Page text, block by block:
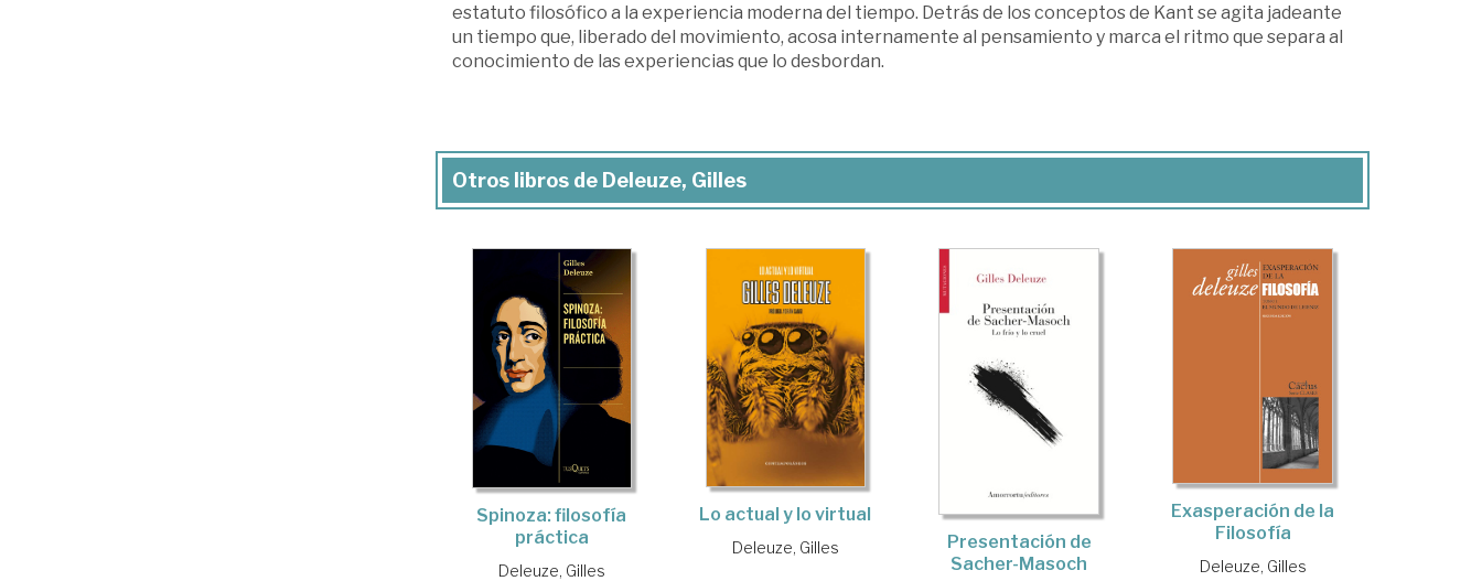
estatuto filosófico a la experiencia moderna del tiempo. Detrás de los conceptos de Kant se agita jadeante
un tiempo que, liberado del movimiento, acosa internamente al pensamiento y marca el ritmo que separa al
conocimiento de las experiencias que lo desbordan.
Otros libros de Deleuze, Gilles
Spinoza: filosofía
práctica
Deleuze, Gilles
Lo actual y lo virtual
Deleuze, Gilles
Presentación de
Sacher-Masoch
Exasperación de la
Filosofía
Deleuze, Gilles